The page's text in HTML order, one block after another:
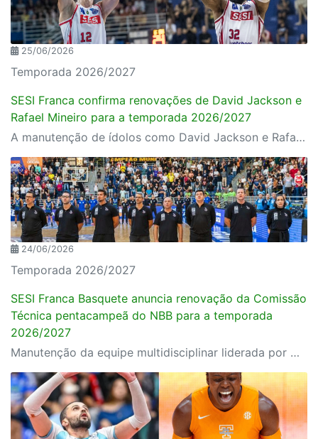
25/06/2026
Temporada 2026/2027
SESI Franca confirma renovações de David Jackson e
Rafael Mineiro para a temporada 2026/2027
A manutenção de ídolos como David Jackson e Rafael Mineiro sinaliza que o SESI Franca seguirá forte na busca por novos títulos e na defesa de sua hegemonia no basquete nacional
24/06/2026
Temporada 2026/2027
SESI Franca Basquete anuncia renovação da Comissão
Técnica pentacampeã do NBB para a temporada
2026/2027
Manutenção da equipe multidisciplinar liderada por Helinho Garcia é o primeiro passo oficial na montagem do grupo para o novo ciclo competitivo do clube